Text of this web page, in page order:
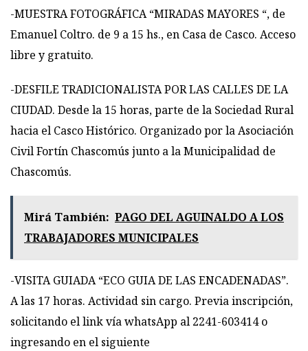
-MUESTRA FOTOGRÁFICA “MIRADAS MAYORES “, de
Emanuel Coltro. de 9 a 15 hs., en Casa de Casco. Acceso
libre y gratuito.
-DESFILE TRADICIONALISTA POR LAS CALLES DE LA
CIUDAD. Desde la 15 horas, parte de la Sociedad Rural
hacia el Casco Histórico. Organizado por la Asociación
Civil Fortín Chascomús junto a la Municipalidad de
Chascomús.
Mirá También: PAGO DEL AGUINALDO A LOS
TRABAJADORES MUNICIPALES
-VISITA GUIADA “ECO GUIA DE LAS ENCADENADAS”.
A las 17 horas. Actividad sin cargo. Previa inscripción,
solicitando el link vía whatsApp al 2241-603414 o
ingresando en el siguiente